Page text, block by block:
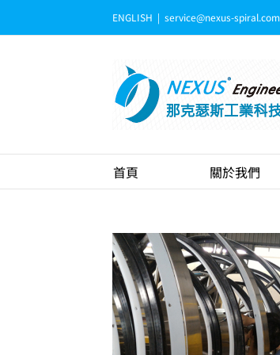
content
ENGLISH | service@nexus-spiral.com
首頁 關於我們